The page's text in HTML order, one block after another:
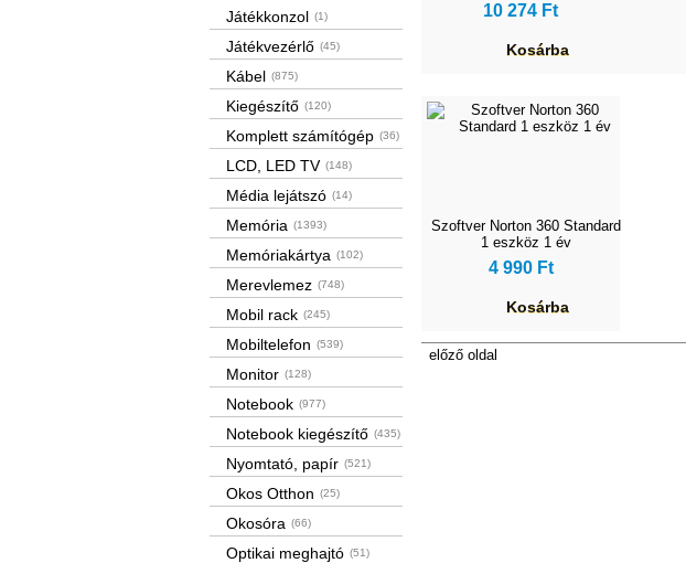
Játékkonzol (1)
Játékvezérlő (45)
Kábel (875)
Kiegészítő (120)
Komplett számítógép (36)
LCD, LED TV (148)
Média lejátszó (14)
Memória (1393)
Memóriakártya (102)
Merevlemez (748)
Mobil rack (245)
Mobiltelefon (539)
Monitor (128)
Notebook (977)
Notebook kiegészítő (435)
Nyomtató, papír (521)
Okos Otthon (25)
Okosóra (66)
Optikai meghajtó (51)
10 274 Ft
Kosárba
Szoftver Norton 360 Standard
1 eszköz 1 év
4 990 Ft
Kosárba
előző oldal